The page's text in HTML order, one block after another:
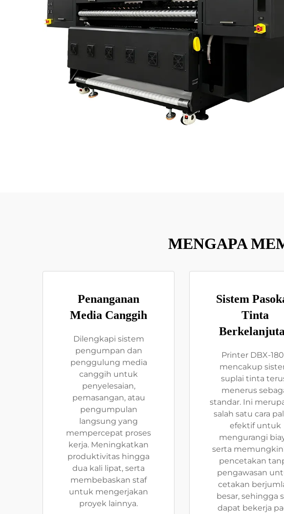
MENGAPA
Penanganan
Media Canggih
Dilengkapi sistem
pengumpan dan
penggulung media
canggih untuk
penyelesaian,
pemasangan, atau
pengumpulan
langsung yang
mempercepat proses
kerja. Meningkatkan
produktivitas hingga
dua kali lipat, serta
membebaskan staf
untuk mengerjakan
proyek lainnya.
Sistem
Tinta
Printer DBX-
mencakup
suplai tinta
menerus
standar. Ini
salah satu cara
efektif untuk
mengurangi
serta
pencetakan
pengawasan
cetakan
besar, sehingga
dapat bekerja